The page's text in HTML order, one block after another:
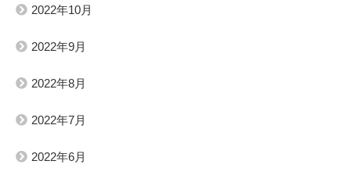
2022年10月
2022年9月
2022年8月
2022年7月
2022年6月